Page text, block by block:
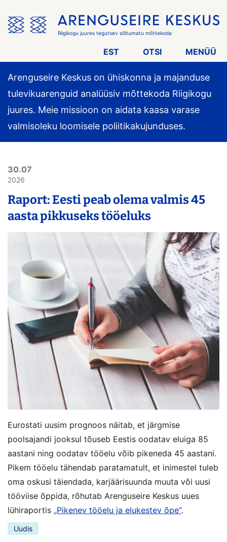
menüü
vahele
Riigikogu juures tegutsev sõltumatu mõttekoda
EST OTSI MENÜÜ
Arenguseire Keskus on ühiskonna ja majanduse
tulevikuarenguid analüüsiv mõttekoda Riigikogu
juures. Meie missioon on aidata kaasa varase
valmisoleku loomisele poliitikakujunduses.
30.07
2026
Raport: Eesti peab olema valmis 45
aasta pikkuseks tööeluks
Eurostati uusim prognoos näitab, et järgmise
poolsajandi jooksul tõuseb Eestis oodatav eluiga 85
aastani ning oodatav tööelu võib pikeneda 45 aastani.
Pikem tööelu tähendab paratamatult, et inimestel tuleb
oma oskusi täiendada, karjäärisuunda muuta või uusi
tööviise õppida, rõhutab Arenguseire Keskus uues
lühiraportis „Pikenev tööelu ja elukestev õpe“.
Uudis